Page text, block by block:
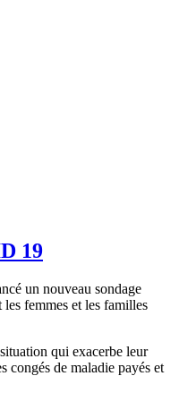
19
un nouveau sondage
femmes et les familles
qui exacerbe leur
congés de maladie payés et